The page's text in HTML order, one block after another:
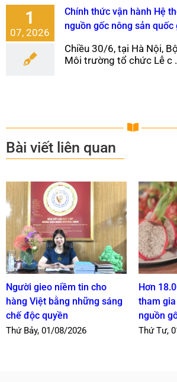
1
07, 2026
Chính thức vận hành Hệ
nguồn gốc nông sản quốc
Chiều 30/6, tại Hà Nội,
Môi trường tổ chức Lễ c
Bài viết liên quan
Người gieo niềm tin cho
hàng Việt bằng những sáng
chế độc quyền
Thứ Bảy, 01/08/2026
Hơn
tham
nguồn
Thứ Tư,